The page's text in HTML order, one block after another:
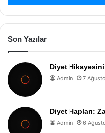
Son Yazılar
Diyet
Admin 7
Diyet Hapları:
Admin 6